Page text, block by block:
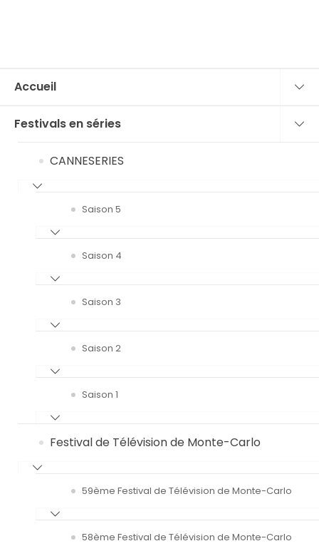
Accueil
Festivals en séries
CANNESERIES
Saison 5
Saison 4
Saison 3
Saison 2
Saison 1
Festival de Télévision de Monte-Carlo
59ème Festival de Télévision de Monte-Carlo
58ème Festival de Télévision de Monte-Carlo